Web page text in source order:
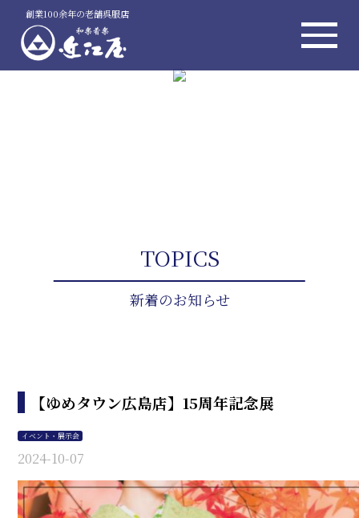
創業100余年の老舗呉服店
TOPICS
新着のお知らせ
【ゆめタウン広島店】15周年記念展
イベント・展示会
2024-10-07